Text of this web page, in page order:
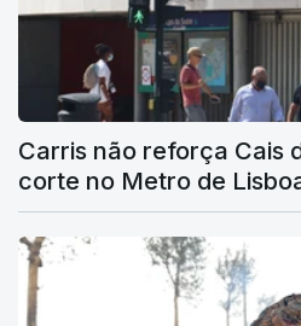
Carris não reforça Cais
corte no Metro de